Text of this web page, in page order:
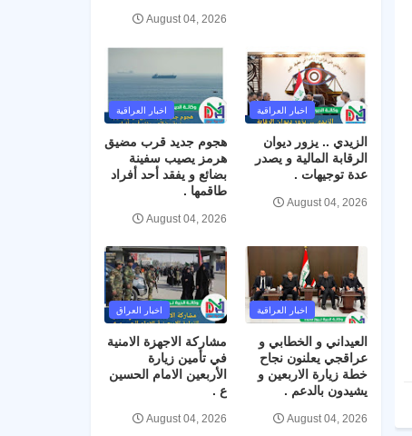
August 04, 2026
اخبار العراقية
الزيدي .. يزور ديوان
الرقابة المالية و يصدر
عدة توجيهات .
August 04, 2026
اخبار العراقية
هجوم جديد قرب مضيق
هرمز يصيب سفينة
بضائع و يفقد أحد أفراد
طاقمها .
August 04, 2026
اخبار العراقية
العيداني و الخطابي و
عراقجي يعلنون نجاح
خطة زيارة الاربعين و
يشيدون بالدعم .
August 04, 2026
اخبار العراق
مشاركة الاجهزة الامنية
في تأمين زيارة
الأربعين الامام الحسين
ع .
August 04, 2026